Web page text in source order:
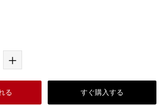
+
る すぐ購入する